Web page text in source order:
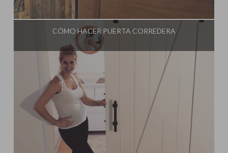
CÓMO HACER PUERTA CORREDERA